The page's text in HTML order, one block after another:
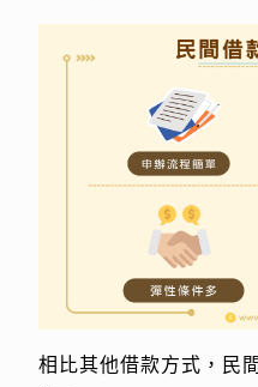
相比其他借款方式，民